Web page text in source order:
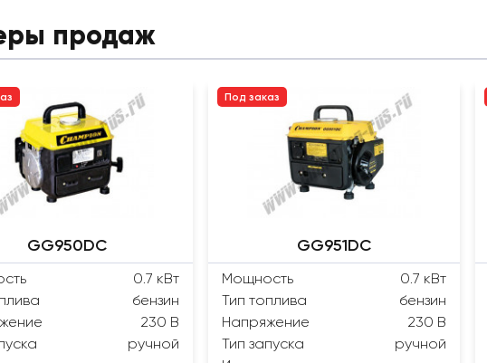
продаж
GG950DC
0.7 кВт
бензин
230 В
ручной
Под заказ
GG951DC
Мощность
0.7 кВт
Тип топлива
бензин
Напряжение
230 В
Тип запуска
ручной